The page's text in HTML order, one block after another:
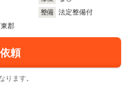
整備
法定整備付
郡
頼
ります。